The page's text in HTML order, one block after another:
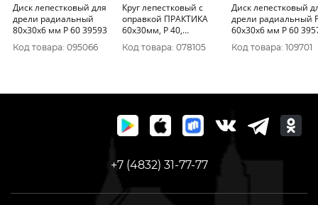
Диск лепестковый для
дрели радиальный
80х30х6 мм Р 60 39593
Код товара: 095066
Круг лепестковый с
оправкой ПРАКТИКА
60х30мм, P 40,
хвостовик 6 мм, серия
Профи 649-042
Код товара: 078105
Диск лепестковый
дрели радиальный
60х30х6 мм Р 60
Код товара: 109701
+7 (4832) 31-77-77